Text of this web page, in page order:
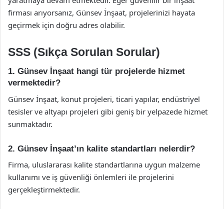
firması arıyorsanız, Günsev İnşaat, projelerinizi hayata
geçirmek için doğru adres olabilir.
SSS (Sıkça Sorulan Sorular)
1. Günsev İnşaat hangi tür projelerde hizmet
vermektedir?
Günsev İnşaat, konut projeleri, ticari yapılar, endüstriyel
tesisler ve altyapı projeleri gibi geniş bir yelpazede hizmet
sunmaktadır.
2. Günsev İnşaat’ın kalite standartları nelerdir?
Firma, uluslararası kalite standartlarına uygun malzeme
kullanımı ve iş güvenliği önlemleri ile projelerini
gerçekleştirmektedir.